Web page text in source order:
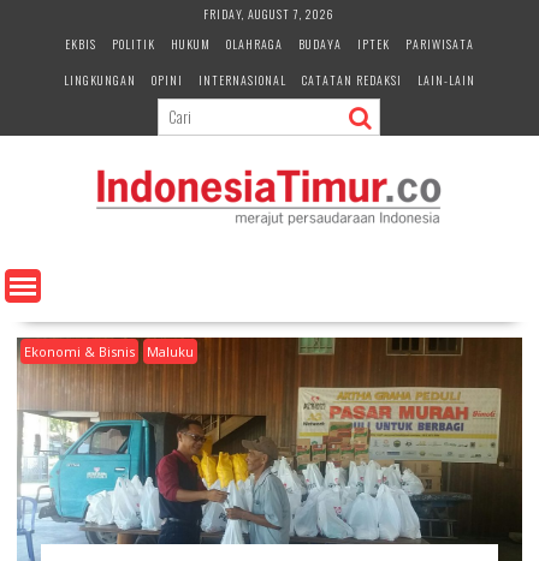
e
n
FRIDAY, AUGUST 7, 2026
EKBIS
POLITIK HUKUM OLAHRAGA BUDAYA IPTEK
PARIWISATA
LINGKUNGAN
OPINI INTERNASIONAL CATATAN REDAKSI LAIN-LAIN
Ekonomi & Bisnis Maluku